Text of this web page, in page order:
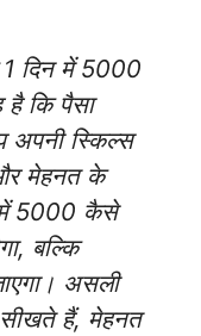
दिन में 5000
कि पैसा
अपनी स्किल्स
मेहनत के
में 5000 कैसे
बल्कि
असली
सीखते हैं, मेहनत